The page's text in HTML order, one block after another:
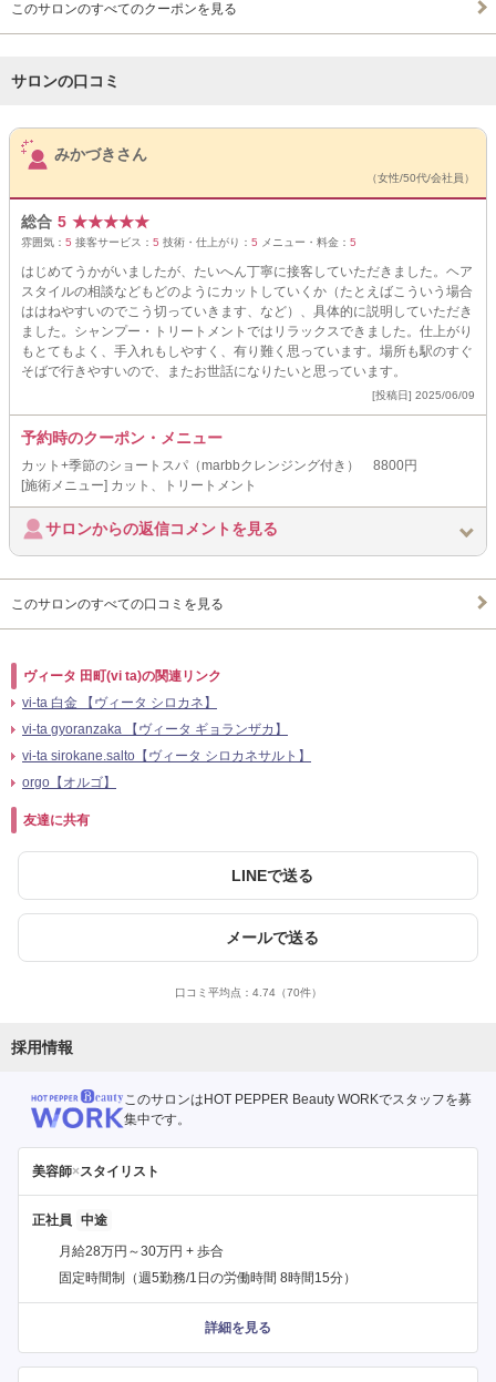
このサロンのすべてのクーポンを見る
サロンの口コミ
サロンPick Up
みかづきさん
（女性/50代/会社員）
総合 5 ★★★★★
雰囲気： 5 接客サービス： 5 技術・仕上がり： 5 メニュー・料金： 5
はじめてうかがいましたが、たいへん丁寧に接客していただきました。ヘア
スタイルの相談などもどのようにカットしていくか（たとえばこういう場合
ははねやすいのでこう切っていきます、など）、具体的に説明していただき
ました。シャンプー・トリートメントではリラックスできました。仕上がり
もとてもよく、手入れもしやすく、有り難く思っています。場所も駅のすぐ
そばで行きやすいので、またお世話になりたいと思っています。
[投稿日] 2025/06/09
予約時のクーポン・メニュー
カット+季節のショートスパ（marbbクレンジング付き） 8800円
[施術メニュー] カット、トリートメント
サロンからの返信コメントを見る
このサロンのすべての口コミを見る
ヴィータ 田町(vi ta)の関連リンク
vi-ta 白金 【ヴィータ シロカネ】
vi-ta gyoranzaka 【ヴィータ ギョランザカ】
vi-ta sirokane.salto【ヴィータ シロカネサルト】
orgo【オルゴ】
友達に共有
LINEで送る
メールで送る
口コミ平均点： 4.74（70件）
採用情報
このサロンはHOT PEPPER Beauty WORKでスタッフを募
集中です。
美容師×スタイリスト
正社員
月給28万円～30万円 + 歩合
固定時間制（週5勤務/1日の労働時間 8時間15分）
詳細を見る